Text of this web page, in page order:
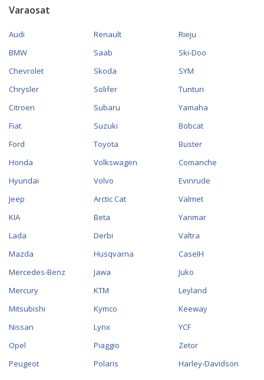
Varaosat
Audi
BMW
Chevrolet
Chrysler
Citroen
Fiat
Ford
Honda
Hyundai
Jeep
KIA
Lada
Mazda
Mercedes-Benz
Mercury
Mitsubishi
Nissan
Opel
Peugeot
Renault
Saab
Skoda
Solifer
Subaru
Suzuki
Toyota
Volkswagen
Volvo
Arctic Cat
Beta
Derbi
Husqvarna
Jawa
KTM
Kymco
Lynx
Piaggio
Polaris
Rieju
Ski-Doo
SYM
Tunturi
Yamaha
Bobcat
Buster
Comanche
Evinrude
Valmet
Yanmar
Valtra
CaseIH
Juko
Leyland
Keeway
YCF
Zetor
Harley-Davidson